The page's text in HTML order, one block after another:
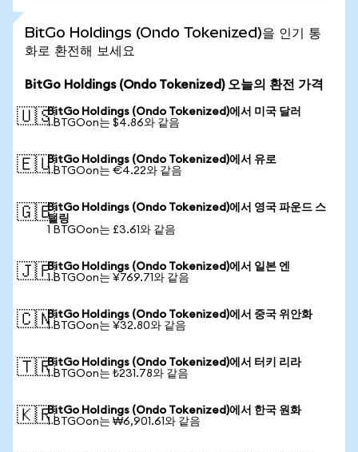
BitGo Holdings (Ondo Tokenized)을 인기 통
화로 환전해 보세요
BitGo Holdings (Ondo Tokenized) 오늘의 환전 가격
🇺🇸BitGo Holdings (Ondo Tokenized)에서 미국 달러
1 BTGOon는 $4.86와 같음
🇪🇺BitGo Holdings (Ondo Tokenized)에서 유로
1 BTGOon는 €4.22와 같음
🇬🇧BitGo Holdings (Ondo Tokenized)에서 영국 파운드 스
털링
1 BTGOon는 £3.61와 같음
🇯🇵BitGo Holdings (Ondo Tokenized)에서 일본 엔
1 BTGOon는 ¥769.71와 같음
🇨🇳BitGo Holdings (Ondo Tokenized)에서 중국 위안화
1 BTGOon는 ¥32.80와 같음
🇹🇷BitGo Holdings (Ondo Tokenized)에서 터키 리라
1 BTGOon는 ₺231.78와 같음
🇰🇷BitGo Holdings (Ondo Tokenized)에서 한국 원화
1 BTGOon는 ₩6,901.61와 같음